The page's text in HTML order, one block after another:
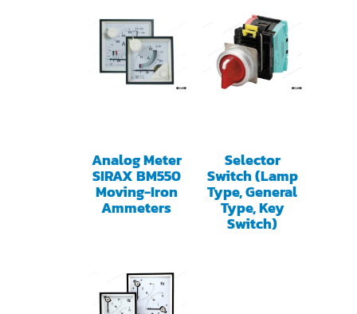
Analog Meter
SIRAX BM550
Moving-Iron
Ammeters
Selector
Switch (Lamp
Type, General
Type, Key
Switch)